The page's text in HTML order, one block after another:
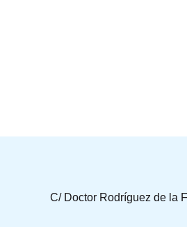
C/ Doctor Rodríguez de la